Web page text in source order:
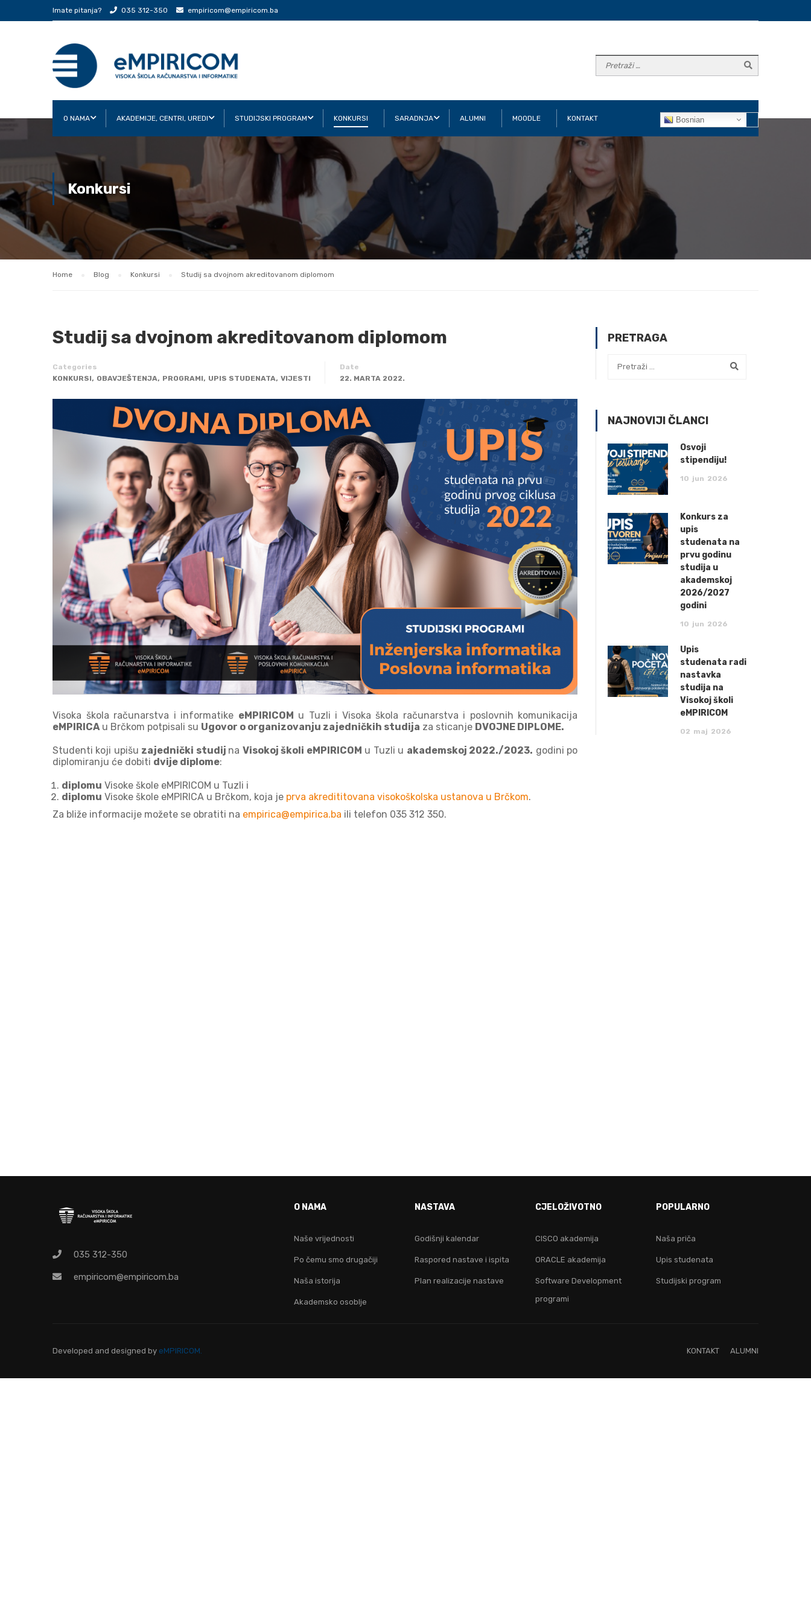
Imate pitanja? 035 312-350 empiricom@empiricom.ba
O NAMA AKADEMIJE, CENTRI, UREDI STUDIJSKI PROGRAM KONKURSI SARADNJA ALUMNI MOODLE KONTAKT Bosnian
Konkursi
Home Blog Konkursi Studij sa dvojnom akreditovanom diplomom
Studij sa dvojnom akreditovanom diplomom
Categories
KONKURSI, OBAVJEŠTENJA, PROGRAMI, UPIS STUDENATA, VIJESTI
Date
22. MARTA 2022.
Visoka škola računarstva i informatike eMPIRICOM u Tuzli i Visoka škola računarstva i poslovnih komunikacija
eMPIRICAu Brčkom potpisali su Ugovor o organizovanju zajedničkih studija za sticanje DVOJNE DIPLOME.
Studenti koji upišu zajednički studij na Visokoj školi eMPIRICOM u Tuzli u akademskoj 2022./2023. godini po
diplomiranju će dobiti dvije diplome:
diplomu Visoke škole eMPIRICOM u Tuzli i
diplomu Visoke škole eMPIRICA u Brčkom, koja je prva akredititovana visokoškolska ustanova u Brčkom.
Za bliže informacije možete se obratiti na empirica@empirica.ba ili telefon 035 312 350.
PRETRAGA
NAJNOVIJI ČLANCI
Osvoji
stipendiju!
10 jun 2026
Konkurs za
upis
studenata na
prvu godinu
studija u
akademskoj
2026/2027
godini
10 jun 2026
Upis
studenata radi
nastavka
studija na
Visokoj školi
eMPIRICOM
02 maj 2026
035 312-350
empiricom@empiricom.ba
O NAMA
Naše vrijednosti
Po čemu smo drugačiji
Naša istorija
Akademsko osoblje
NASTAVA
Godišnji kalendar
Raspored nastave i ispita
Plan realizacije nastave
CJELOŽIVOTNO
CISCO akademija
ORACLE akademija
Software Development
programi
POPULARNO
Naša priča
Upis studenata
Studijski program
Developed and designed by eMPIRICOM. KONTAKT ALUMNI
OVO JE FAKULTET ZA TEBE!